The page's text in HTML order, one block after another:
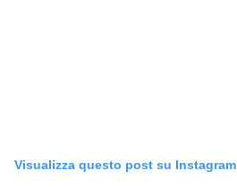
Visualizza questo post su Instagram